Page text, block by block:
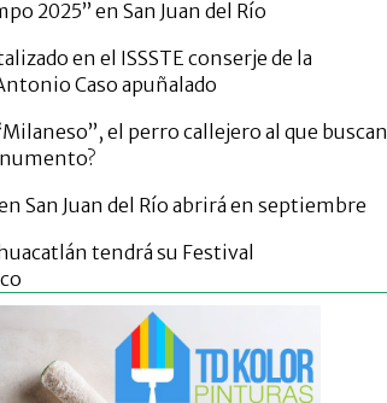
2025” en San Juan del Río
en el ISSSTE conserje de la
Caso apuñalado
el perro callejero al que buscan
San Juan del Río abrirá en septiembre
tendrá su Festival